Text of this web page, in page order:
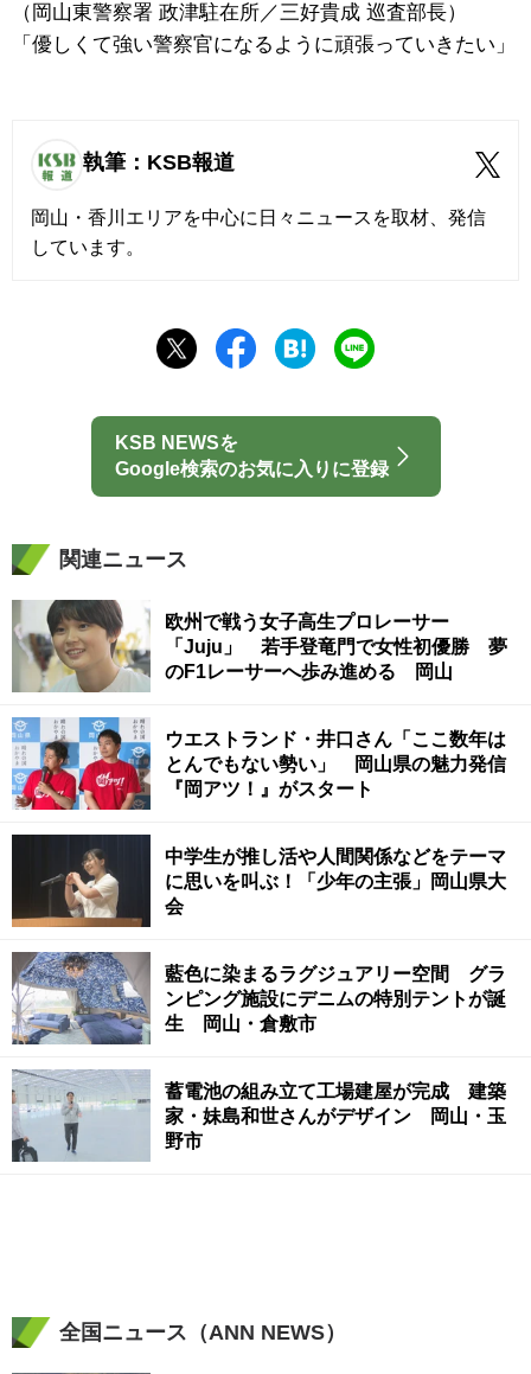
（岡山東警察署 政津駐在所／三好貴成 巡査部長）
「優しくて強い警察官になるように頑張っていきたい」
執筆：KSB報道
岡山・香川エリアを中心に日々ニュースを取材、発信
しています。
KSB NEWSを
Google検索のお気に入りに登録
関連ニュース
欧州で戦う女子高生プロレーサー
「Juju」 若手登竜門で女性初優勝 夢
のF1レーサーへ歩み進める 岡山
ウエストランド・井口さん「ここ数年は
とんでもない勢い」 岡山県の魅力発信
『岡アツ！』がスタート
中学生が推し活や人間関係などをテーマ
に思いを叫ぶ！「少年の主張」岡山県大
会
藍色に染まるラグジュアリー空間 グラ
ンピング施設にデニムの特別テントが誕
生 岡山・倉敷市
蓄電池の組み立て工場建屋が完成 建築
家・妹島和世さんがデザイン 岡山・玉
野市
全国ニュース（ANN NEWS）